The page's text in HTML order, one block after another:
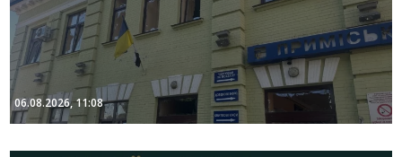
06.08.2026, 11:08